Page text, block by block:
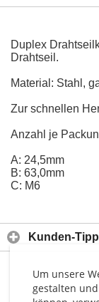
Um unsere
gestalten
Duplex
Drahtseil.
Material: Stahl,
Zur schnellen
Anzahl je
A: 24,5mm
B: 63,0mm
C: M6
Kunden-Tipp